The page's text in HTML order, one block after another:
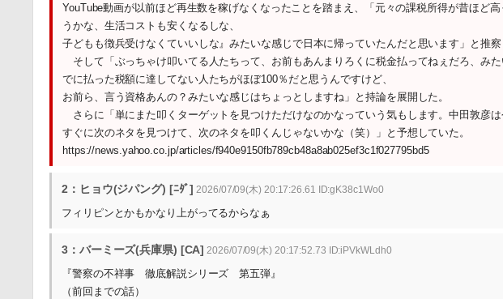
YouTube動画が以前ほど再生数を稼げなくなったことを踏まえ、「元々の課税所得が昔ほど
うかな、生活コストも安くなるしな、
子どもも徴兵受けなくていいしな』みたいな感じで日本に帰っていたんだと思います」と推察
そして「ぶっちゃけ叩いてる人たちって、お前もあんまりろくに税金払ってねぇだろ、み
でに払った税額に達してない人たちがほぼ100％だと思うんですけど、
お前ら、言う資格あんの？みたいな感じはちょっとしますね」と持論を展開した。
さらに「単にまた叩くターゲットを見つけただけなのかなっていう気もします。中田敦彦
すぐに次のネタを見つけて、次のネタを叩くんじゃないかな（笑）」と予想していた。
https://news.yahoo.co.jp/articles/f940e9150fb789cb48a8ab025ef3c1f027795bd5
2：ヒョウ(ジパング) [ﾆﾀﾞ] 2026/07/09(木) 20:17:26.61 ID:gK38c1Wo0
フィリピンとかもかなり上がってるからなぁ
3：バーミーズ(兵庫県) [CA] 2026/07/09(木) 20:17:52.73 ID:iPVkWLdh0
『警察の不祥事 徹底解説シリーズ 第五弾』
（前回までの話）